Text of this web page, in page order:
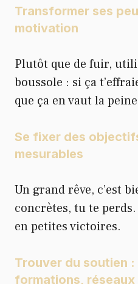
Transformer ses
motivation
Plutôt que de fuir,
boussole : si ça
que ça en vaut la
Se fixer des
mesurables
Un grand rêve, c’est
concrètes, tu te
en petites victoires.
Trouver du soutien
formations, réseaux